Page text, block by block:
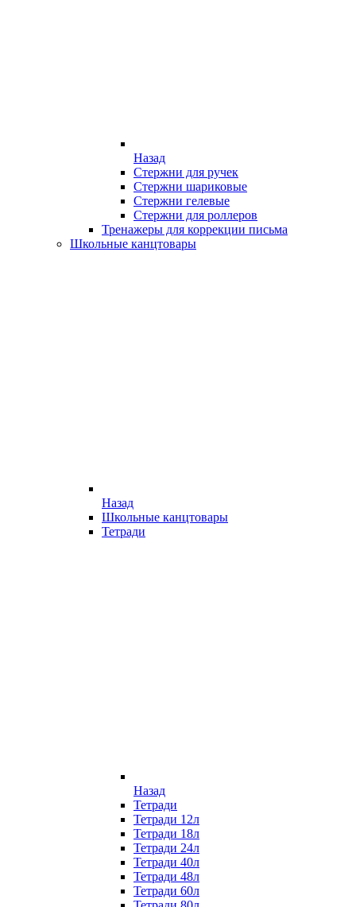
Назад
Стержни для ручек
Стержни шариковые
Стержни гелевые
Стержни для роллеров
Тренажеры для коррекции письма
Школьные канцтовары
Назад
Школьные канцтовары
Тетради
Назад
Тетради
Тетради 12л
Тетради 18л
Тетради 24л
Тетради 40л
Тетради 48л
Тетради 60л